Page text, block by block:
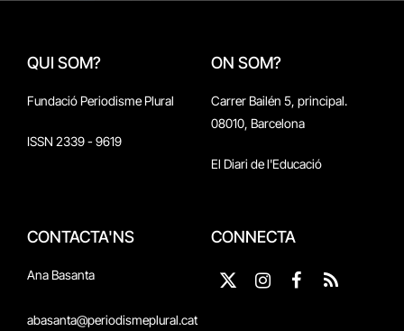
QUI SOM?
Fundació Periodisme Plural
ISSN 2339 - 9619
ON SOM?
Carrer Bailén 5, principal.
08010, Barcelona
El Diari de l'Educació
CONTACTA'NS
Ana Basanta
abasanta@periodismeplural.cat
CONNECTA
X
Instagram
Facebook
RSS